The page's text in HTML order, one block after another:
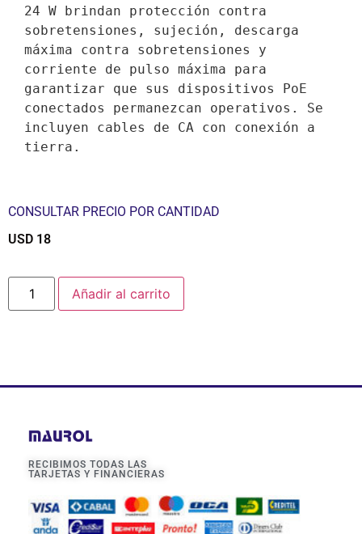
24 W brindan protección contra
sobretensiones, sujeción, descarga
máxima contra sobretensiones y
corriente de pulso máxima para
garantizar que sus dispositivos PoE
conectados permanezcan operativos. Se
incluyen cables de CA con conexión a
tierra.
CONSULTAR PRECIO POR CANTIDAD
USD 18
Añadir al carrito
RECIBIMOS TODAS LAS
TARJETAS Y FINANCIERAS